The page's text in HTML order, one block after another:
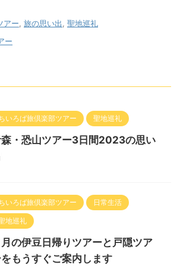
アー 旅の思い出
聖地巡礼
ー
いろば旅倶楽部ツアー 聖地巡礼
・恐山ツアー3日間2023の思い
いろば旅倶楽部ツアー 日常生活
地巡礼
月の伊豆日帰りツアーと戸隠ツア
もうすぐご案内します